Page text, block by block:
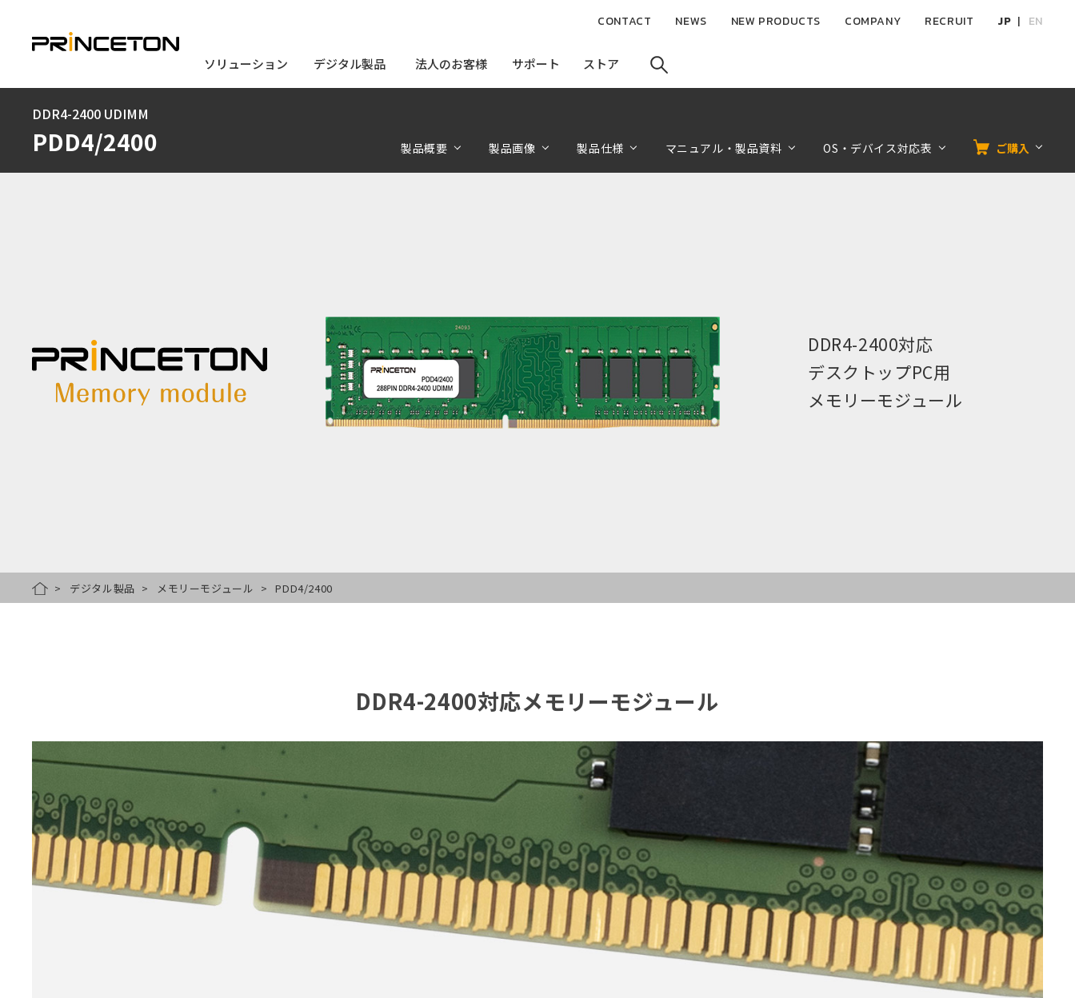
コ
ソリューション
ソリューション デジタル製品
デジタル製品 法人のお客様
法人のお客様 サポート
サポート ストア
ストア
CONTACT NEWS NEW PRODUCTS COMPANY RECRUIT JP EN
DDR4-2400 UDIMM
PDD4/2400 製品概要 製品画像 製品仕様 マニュアル・製品資料 OS・デバイス対応表 ご購入
DDR4-2400対応
デスクトップPC用
メモリーモジュール
HOMEデジタル製品 メモリーモジュール PDD4/2400
DDR4-2400対応メモリーモジュール